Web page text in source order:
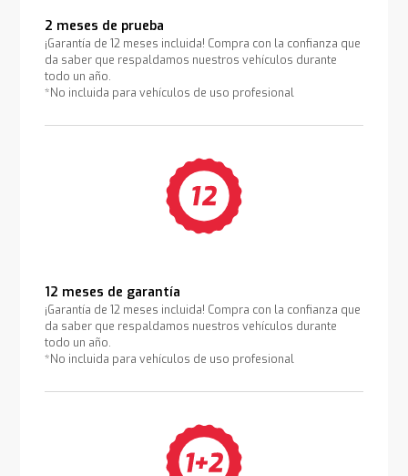
2 meses de prueba
¡Garantía de 12 meses incluida! Compra con la confianza que
da saber que respaldamos nuestros vehículos durante
todo un año.
*No incluida para vehículos de uso profesional
12 meses de garantía
¡Garantía de 12 meses incluida! Compra con la confianza que
da saber que respaldamos nuestros vehículos durante
todo un año.
*No incluida para vehículos de uso profesional